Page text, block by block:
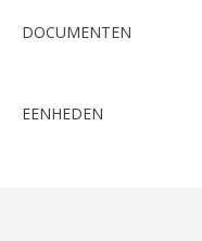
DOCUMENTEN
EENHEDEN